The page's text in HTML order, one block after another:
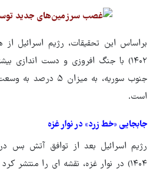
۱۴۰۲) با جنگ افروزی و دست اندازی
جنوب سوریه، به
است.
جابجایی «خط زرد» در نوار غزه
۱۴۰۴) در نوار غزه، نقشه ای را